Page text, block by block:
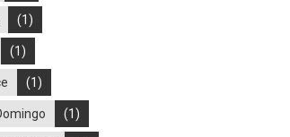
(1)
(1)
(1)
(1)